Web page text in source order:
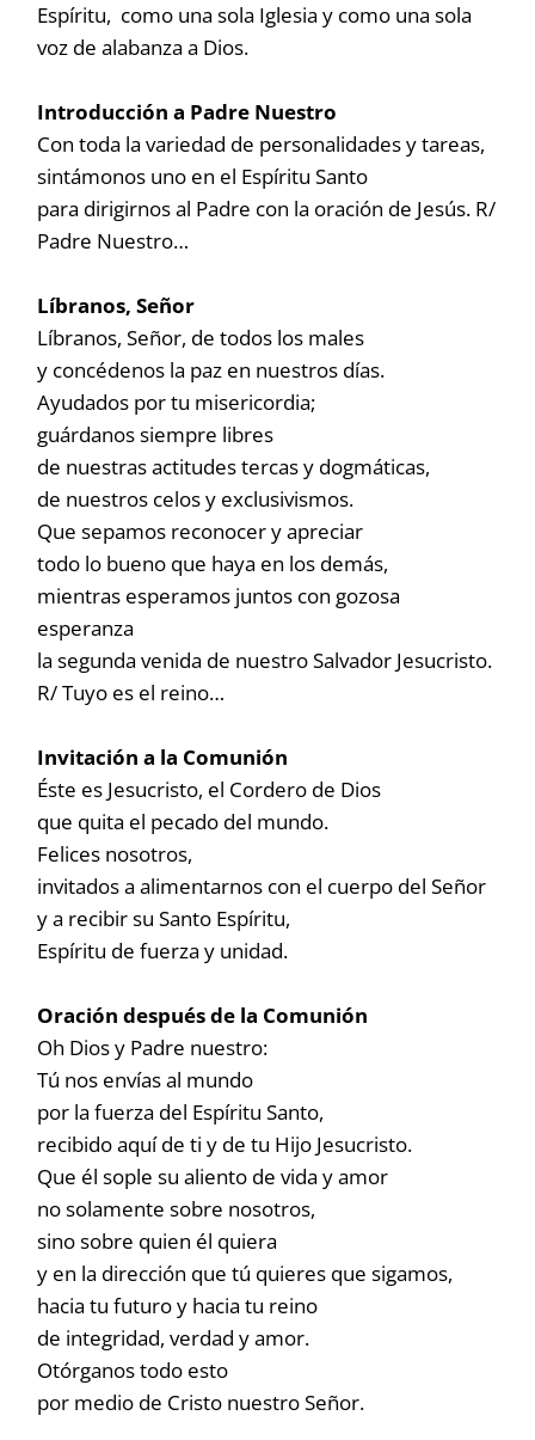
Espíritu, como una sola Iglesia y como una sola
voz de alabanza a Dios.
Introducción a Padre Nuestro
Con toda la variedad de personalidades y tareas,
sintámonos uno en el Espíritu Santo
para dirigirnos al Padre con la oración de Jesús. R/
Padre Nuestro…
Líbranos, Señor
Líbranos, Señor, de todos los males
y concédenos la paz en nuestros días.
Ayudados por tu misericordia;
guárdanos siempre libres
de nuestras actitudes tercas y dogmáticas,
de nuestros celos y exclusivismos.
Que sepamos reconocer y apreciar
todo lo bueno que haya en los demás,
mientras esperamos juntos con gozosa
esperanza
la segunda venida de nuestro Salvador Jesucristo.
R/ Tuyo es el reino…
Invitación a la Comunión
Éste es Jesucristo, el Cordero de Dios
que quita el pecado del mundo.
Felices nosotros,
invitados a alimentarnos con el cuerpo del Señor
y a recibir su Santo Espíritu,
Espíritu de fuerza y unidad.
Oración después de la Comunión
Oh Dios y Padre nuestro:
Tú nos envías al mundo
por la fuerza del Espíritu Santo,
recibido aquí de ti y de tu Hijo Jesucristo.
Que él sople su aliento de vida y amor
no solamente sobre nosotros,
sino sobre quien él quiera
y en la dirección que tú quieres que sigamos,
hacia tu futuro y hacia tu reino
de integridad, verdad y amor.
Otórganos todo esto
por medio de Cristo nuestro Señor.